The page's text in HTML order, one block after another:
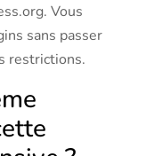
Vous
sans passer
restrictions.